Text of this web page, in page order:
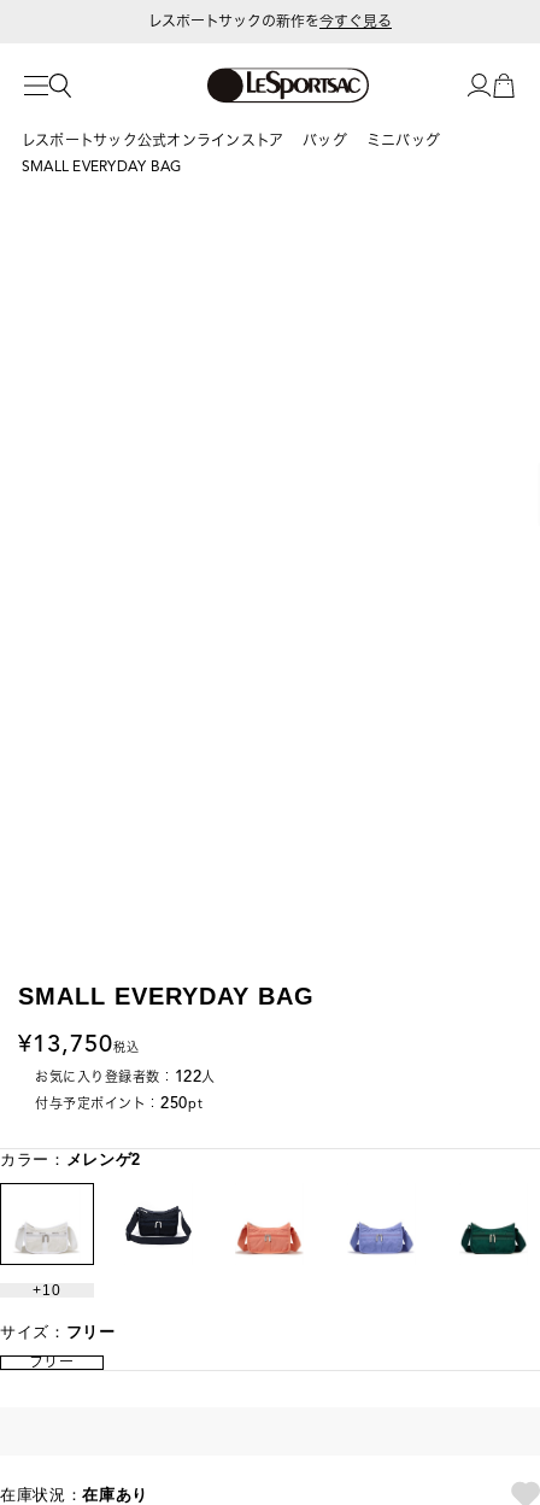
および発送についてのご案内
レスポートサックの新作を今すぐ見る
レスポートサック公式オンラインストア バッグ
ミニバッグ
SMALL EVERYDAY BAG
SMALL EVERYDAY BAG
13,750税込
お気に入り登録者数： 122人
付与予定ポイント： 250pt
カラー： メレンゲ2
10
サイズ： フリー
フリー
在庫状況：在庫あり